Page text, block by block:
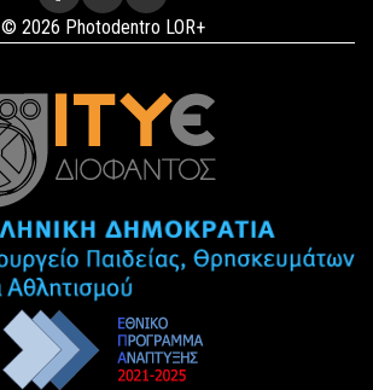
© 2026 Photodentro LOR+